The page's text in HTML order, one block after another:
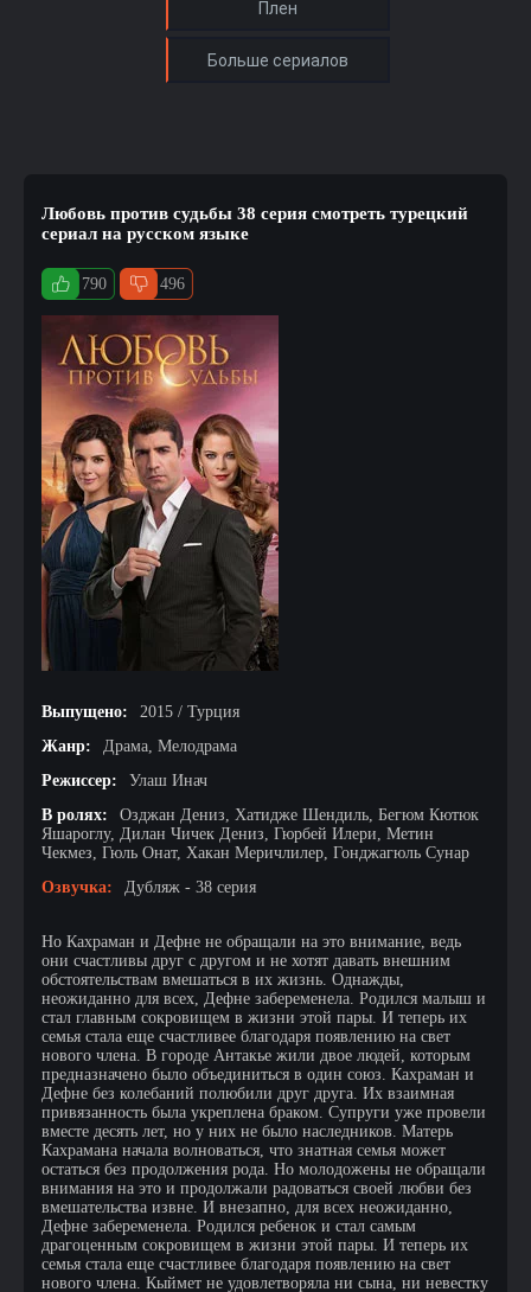
Любовь против судьбы 38 серия смотреть турецкий
сериал на русском языке
790 496
Выпущено:
2015 / Турция
Жанр:
Драма, Мелодрама
Режиссер:
Улаш Инач
В ролях:
Озджан Дениз, Хатидже Шендиль, Бегюм Кютюк
Яшароглу, Дилан Чичек Дениз, Гюрбей Илери, Метин
Чекмез, Гюль Онат, Хакан Меричлилер, Гонджагюль Сунар
Озвучка:
Дубляж - 38 серия
Но Кахраман и Дефне не обращали на это внимание, ведь
они счастливы друг с другом и не хотят давать внешним
обстоятельствам вмешаться в их жизнь. Однажды,
неожиданно для всех, Дефне забеременела. Родился малыш и
стал главным сокровищем в жизни этой пары. И теперь их
семья стала еще счастливее благодаря появлению на свет
нового члена. В городе Антакье жили двое людей, которым
предназначено было объединиться в один союз. Кахраман и
Дефне без колебаний полюбили друг друга. Их взаимная
привязанность была укреплена браком. Супруги уже провели
вместе десять лет, но у них не было наследников. Матерь
Кахрамана начала волноваться, что знатная семья может
остаться без продолжения рода. Но молодожены не обращали
внимания на это и продолжали радоваться своей любви без
вмешательства извне. И внезапно, для всех неожиданно,
Дефне забеременела. Родился ребенок и стал самым
драгоценным сокровищем в жизни этой пары. И теперь их
семья стала еще счастливее благодаря появлению на свет
нового члена. Кыймет не удовлетворяла ни сына, ни невестку